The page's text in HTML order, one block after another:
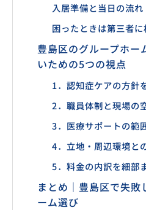
入居準備と当日の流れ
困ったときは第三者に
豊島区のグループホー
いための5つの視点
1．認知症ケアの方針
2．職員体制と現場の
3．医療サポートの範
4．立地・周辺環境と
5．料金の内訳を細部
まとめ｜豊島区で失敗
ーム選び